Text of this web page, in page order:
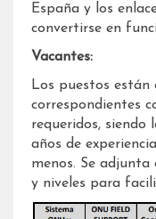
España y los
convertirse en
Vacantes:
Los puestos están
correspondientes
requeridos, siendo
años de
menos. Se
y niveles para